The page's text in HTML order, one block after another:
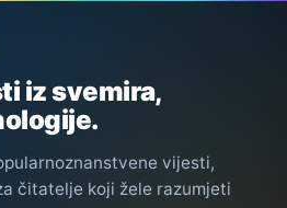
iz svemira,
vijesti,
čitatelje koji žele razumjeti